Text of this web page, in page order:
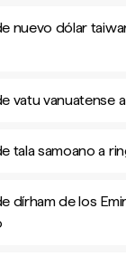
nuevo dólar
vatu vanuatense
tala samoano a
dírham de los